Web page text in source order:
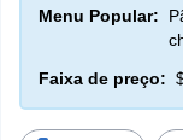
Menu Popular:
Faixa de preço: